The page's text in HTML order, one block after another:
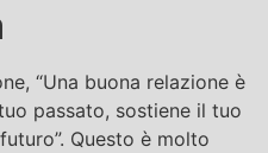
“Una buona relazione è
passato, sostiene il tuo
Questo è molto